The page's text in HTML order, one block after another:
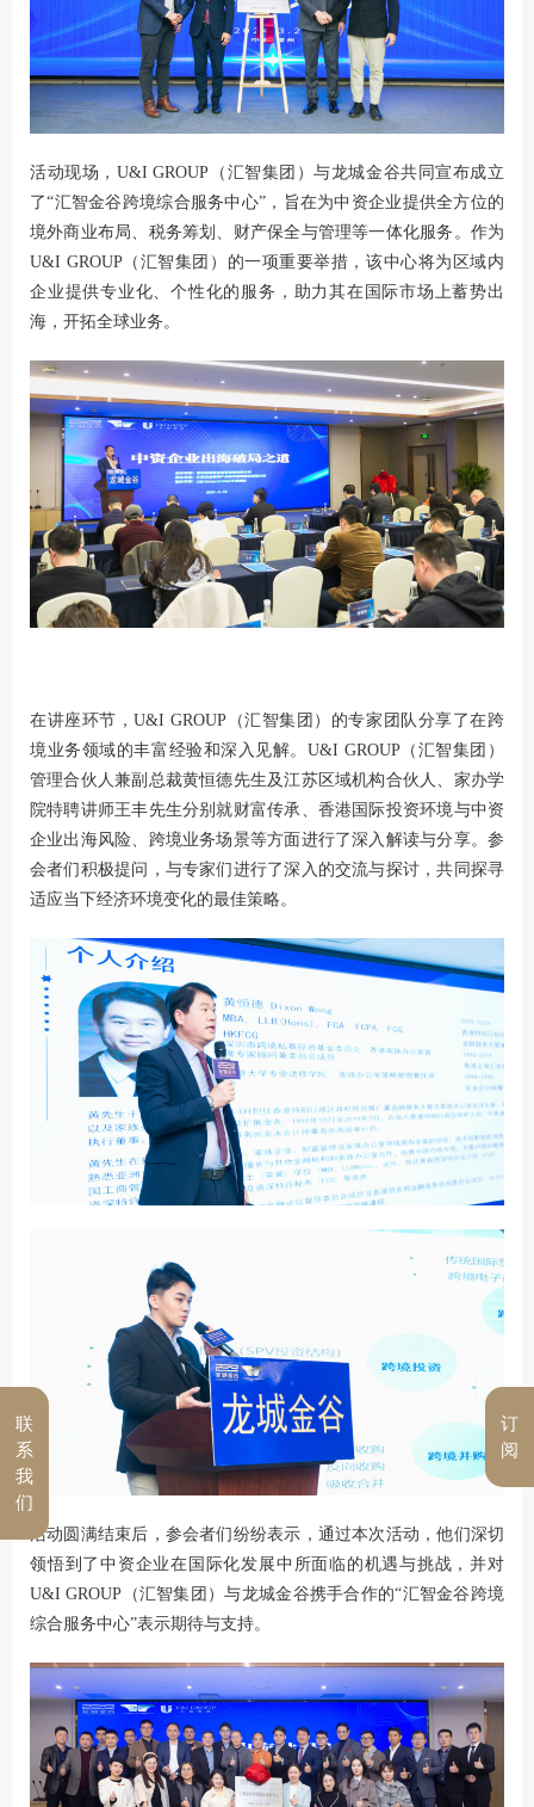
活动现场，U&I GROUP（汇智集团）与龙城金谷共同宣布成立
了“汇智金谷跨境综合服务中心”，旨在为中资企业提供全方位的
境外商业布局、税务筹划、财产保全与管理等一体化服务。作为
U&I GROUP（汇智集团）的一项重要举措，该中心将为区域内
企业提供专业化、个性化的服务，助力其在国际市场上蓄势出
海，开拓全球业务。
在讲座环节，U&I GROUP（汇智集团）的专家团队分享了在跨
境业务领域的丰富经验和深入见解。U&I GROUP（汇智集团）
管理合伙人兼副总裁黄恒德先生及江苏区域机构合伙人、家办学
院特聘讲师王丰先生分别就财富传承、香港国际投资环境与中资
企业出海风险、跨境业务场景等方面进行了深入解读与分享。参
会者们积极提问，与专家们进行了深入的交流与探讨，共同探寻
适应当下经济环境变化的最佳策略。
活动圆满结束后，参会者们纷纷表示，通过本次活动，他们深切
领悟到了中资企业在国际化发展中所面临的机遇与挑战，并对
U&I GROUP（汇智集团）与龙城金谷携手合作的“汇智金谷跨境
综合服务中心”表示期待与支持。
订
阅
联
系
我
们